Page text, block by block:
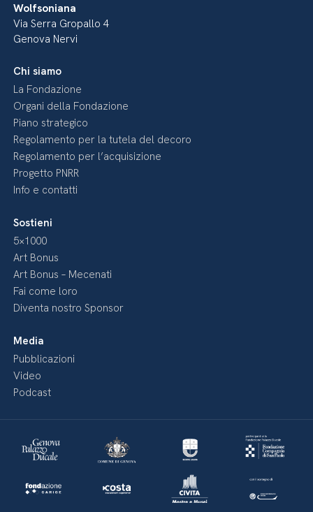
Wolfsoniana
Via Serra Gropallo 4
Genova Nervi
Chi siamo
La Fondazione
Organi della Fondazione
Piano strategico
Regolamento per la tutela del decoro
Regolamento per l’acquisizione
Progetto PNRR
Info e contatti
Sostieni
5×1000
Art Bonus
Art Bonus – Mecenati
Fai come loro
Diventa nostro Sponsor
Media
Pubblicazioni
Video
Podcast